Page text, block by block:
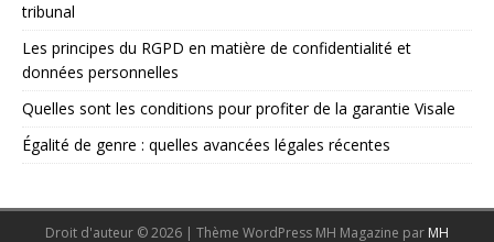
tribunal
Les principes du RGPD en matière de confidentialité et
données personnelles
Quelles sont les conditions pour profiter de la garantie Visale
Égalité de genre : quelles avancées légales récentes
Droit d'auteur © 2026 | Thème WordPress MH Magazine par MH